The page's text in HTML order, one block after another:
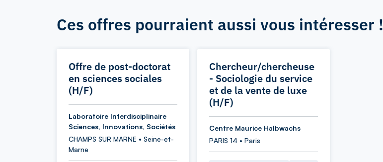
Ces offres pourraient aussi vous intéresser !
Offre de post-doctorat
en sciences sociales
(H/F)
Laboratoire Interdisciplinaire
Sciences, Innovations, Sociétés
CHAMPS SUR MARNE • Seine-et-
Marne
Chercheur/chercheuse
- Sociologie du service
et de la vente de luxe
(H/F)
Centre Maurice Halbwachs
PARIS 14 • Paris